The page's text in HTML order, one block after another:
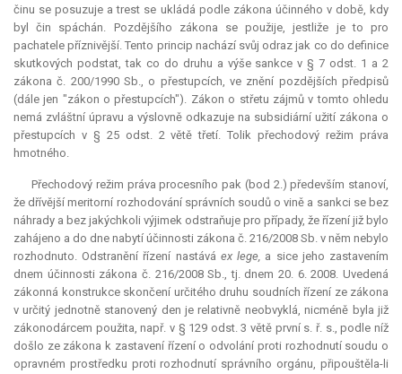
činu se posuzuje a trest se ukládá podle zákona účinného v době, kdy
byl čin spáchán. Pozdějšího zákona se použije, jestliže je to pro
pachatele příznivější. Tento princip nachází svůj odraz jak co do definice
skutkových podstat, tak co do druhu a výše sankce v § 7 odst. 1 a 2
zákona č. 200/1990 Sb., o přestupcích, ve znění pozdějších předpisů
(dále jen "zákon o přestupcích"). Zákon o střetu zájmů v tomto ohledu
nemá zvláštní úpravu a výslovně odkazuje na subsidiární užití zákona o
přestupcích v § 25 odst. 2 větě třetí. Tolik přechodový režim práva
hmotného.
Přechodový režim práva procesního pak (bod 2.) především stanoví,
že dřívějšímeritorní rozhodování správních soudů o vině a sankci se bez
náhrady a bez jakýchkoli výjimek odstraňuje pro případy, že řízení již bylo
zahájeno a do dne nabytí účinnosti zákona č. 216/2008 Sb. v něm nebylo
rozhodnuto. Odstranění řízení nastává ex lege, a sice jeho zastavením
dnem účinnosti zákona č. 216/2008 Sb., tj. dnem 20. 6. 2008. Uvedená
zákonná konstrukce skončení určitého druhu soudních řízení ze zákona
v určitý jednotně stanovený den je relativně neobvyklá, nicméně byla již
zákonodárcem použita, např. v § 129 odst. 3 větě první s. ř. s., podle níž
došlo ze zákona k zastavení řízení o odvolání proti rozhodnutí soudu o
opravném prostředku proti rozhodnutí správního orgánu, připouštěla-li